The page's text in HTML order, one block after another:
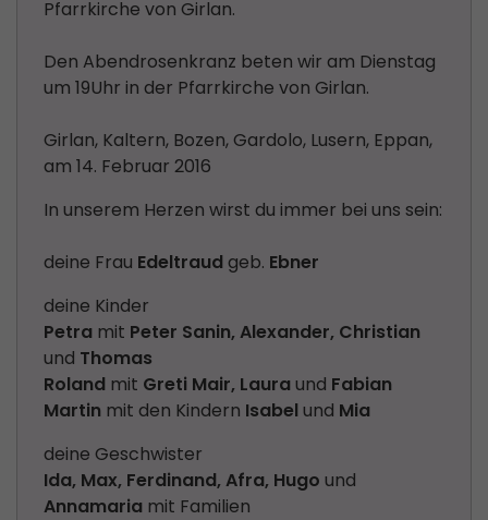
Pfarrkirche von Girlan.
Den Abendrosenkranz beten wir am Dienstag
um 19Uhr in der Pfarrkirche von Girlan.
Girlan, Kaltern, Bozen, Gardolo, Lusern, Eppan,
am 14. Februar 2016
In unserem Herzen wirst du immer bei uns sein:
deine Frau Edeltraud geb. Ebner
deine Kinder
Petra mit Peter Sanin, Alexander, Christian
und Thomas
Roland mit Greti Mair, Laura und Fabian
Martin mit den Kindern Isabel und Mia
deine Geschwister
Ida, Max, Ferdinand, Afra, Hugo und
Annamaria mit Familien